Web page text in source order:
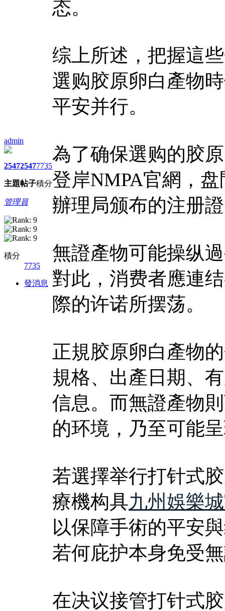
admin
2547
主題
2547
帖子
7735
積分
管理員
積分
7735
發消息
态。
综上所述，把握這
選购胶原卵白產物
平安并行。
為了确保選购的胶
登岸NMPA官網，
辦理局颁布的注册
無證產物可能操纵
對此，消费者應連
際的许诺所摆荡。
正規胶原卵白產物
規格、出產日期、
信息。而無證產物
的环境，乃至可能
若選擇举行打针式
療機构具九州娛樂
以保障手術的平安
若何庇护本身免受
在决议接管打针式